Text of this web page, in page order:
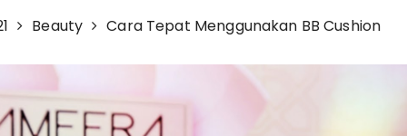
Beauty Cara Tepat Menggunakan BB Cushion